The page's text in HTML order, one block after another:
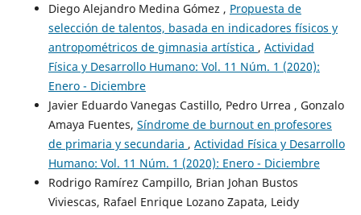
Diego Alejandro Medina Gómez , Propuesta de
selección de talentos, basada en indicadores físicos y
antropométricos de gimnasia artística , Actividad
Física y Desarrollo Humano: Vol. 11 Núm. 1 (2020):
Enero - Diciembre
Javier Eduardo Vanegas Castillo, Pedro Urrea , Gonzalo
Amaya Fuentes, Síndrome de burnout en profesores
de primaria y secundaria , Actividad Física y Desarrollo
Humano: Vol. 11 Núm. 1 (2020): Enero - Diciembre
Rodrigo Ramírez Campillo, Brian Johan Bustos
Viviescas, Rafael Enrique Lozano Zapata, Leidy